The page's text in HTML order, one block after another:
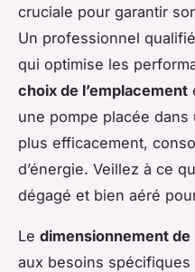
cruciale pour garantir
Un professionnel
qui optimise les
choix de l’emplacement
une pompe placée
plus efficacement,
d’énergie. Veillez à ce
dégagé et bien aéré
Le dimensionnement de
aux besoins